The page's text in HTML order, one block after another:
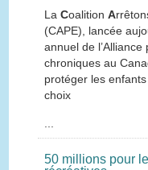
La Coalition A
(CAPE), lancée
annuel de
chroniques au
protéger les
choix
50 millions pour